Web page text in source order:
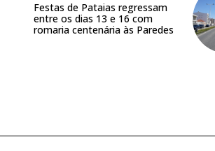
Festas de Pataias regressam
entre os dias 13 e 16 com
romaria centenária às Paredes